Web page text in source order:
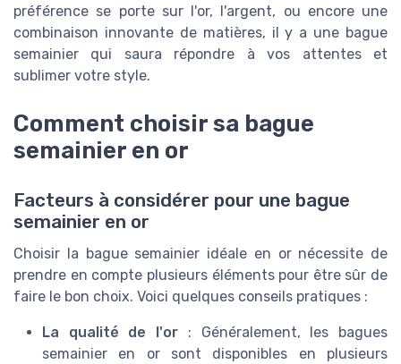
préférence se porte sur l'or, l'argent, ou encore une
combinaison innovante de matières, il y a une bague
semainier qui saura répondre à vos attentes et
sublimer votre style.
Comment choisir sa bague
semainier en or
Facteurs à considérer pour une bague
semainier en or
Choisir la bague semainier idéale en or nécessite de
prendre en compte plusieurs éléments pour être sûr de
faire le bon choix. Voici quelques conseils pratiques :
La qualité de l'or : Généralement, les bagues
semainier en or sont disponibles en plusieurs